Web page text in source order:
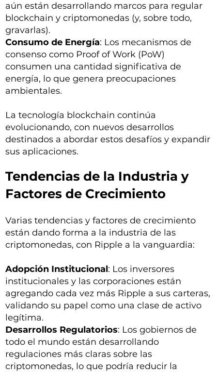
aún están desarrollando marcos para regular
blockchain y criptomonedas (y, sobre todo,
gravarlas).
Consumo de Energía: Los mecanismos de
consenso como Proof of Work (PoW)
consumen una cantidad significativa de
energía, lo que genera preocupaciones
ambientales.
La tecnología blockchain continúa
evolucionando, con nuevos desarrollos
destinados a abordar estos desafíos y expandir
sus aplicaciones.
Tendencias de la Industria y
Factores de Crecimiento
Varias tendencias y factores de crecimiento
están dando forma a la industria de las
criptomonedas, con Ripple a la vanguardia:
Adopción Institucional: Los inversores
institucionales y las corporaciones están
agregando cada vez más Ripple a sus carteras,
validando su papel como una clase de activo
legítima.
Desarrollos Regulatorios: Los gobiernos de
todo el mundo están desarrollando
regulaciones más claras sobre las
criptomonedas, lo que podría reducir la